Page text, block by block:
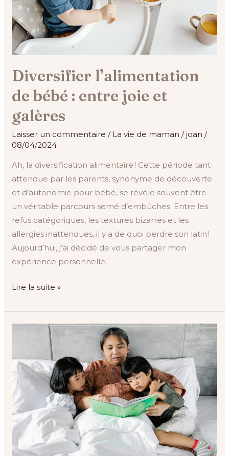
Diversifier l’alimentation
de bébé : entre joie et
galères
Laisser un commentaire / La vie de maman /joan/
08/04/2024
Ah, la diversification alimentaire ! Cette période tant
attendue par les parents, synonyme de découverte
et d’autonomie pour bébé, se révèle souvent être
un véritable parcours semé d’embûches. Entre les
refus catégoriques, les textures bizarres et les
allergies inattendues, il y a de quoi perdre son latin !
Aujourd’hui, j’ai décidé de vous partager mon
expérience personnelle,
et
galères
Lire la suite »
Entretenir
liens
intergénérationnels
:
mission
impossible
?